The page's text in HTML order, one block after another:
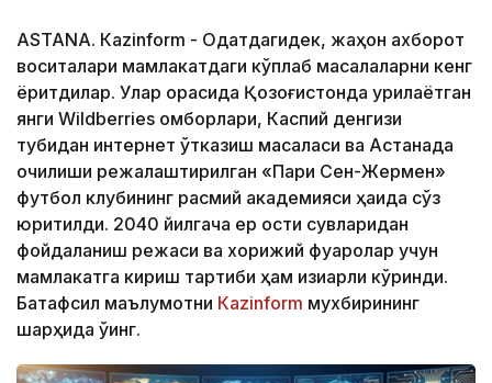
ASTANА. Кazinform - Одатдагидек, жаҳон ахборот
воситалари мамлакатдаги кўплаб масалаларни кенг
ёритдилар. Улар орасида Қозоғистонда қурилаётган
янги Wildberries омборлари, Каспий денгизи
тубидан интернет ўтказиш масаласи ва Астанада
очилиши режалаштирилган «Пари Сен-Жермен»
футбол клубининг расмий академияси ҳақида сўз
юритилди. 2040 йилгача ер ости сувларидан
фойдаланиш режаси ва хорижий фуқаролар учун
мамлакатга кириш тартиби ҳам қизиқарли кўринди.
Батафсил маълумотни Кazinform мухбирининг
шарҳида ўқинг.